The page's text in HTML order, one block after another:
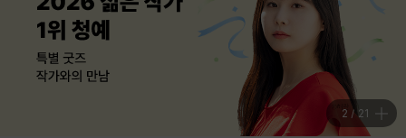
3 / 21